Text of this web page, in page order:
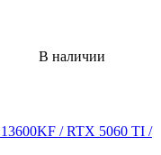
В наличии